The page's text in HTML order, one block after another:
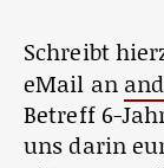
Schreibt
eMail an
Betreff 6-
uns darin